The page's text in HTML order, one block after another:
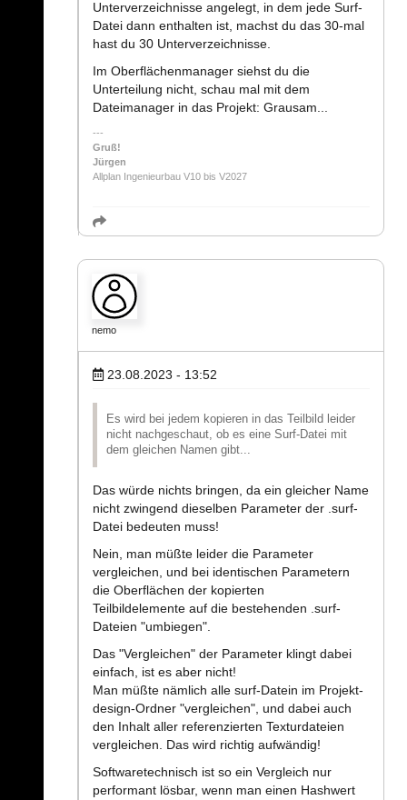
Unterverzeichnisse angelegt, in dem jede Surf-
Datei dann enthalten ist, machst du das 30-mal
hast du 30 Unterverzeichnisse.
Im Oberflächenmanager siehst du die
Unterteilung nicht, schau mal mit dem
Dateimanager in das Projekt: Grausam...
Gruß!
Jürgen
Allplan Ingenieurbau V10 bis V2027
nemo
23.08.2023 - 13:52
Es wird bei jedem kopieren in das Teilbild leider
nicht nachgeschaut, ob es eine Surf-Datei mit
dem gleichen Namen gibt...
Das würde nichts bringen, da ein gleicher Name
nicht zwingend dieselben Parameter der .surf-
Datei bedeuten muss!
Nein, man müßte leider die Parameter
vergleichen, und bei identischen Parametern
die Oberflächen der kopierten
Teilbildelemente auf die bestehenden .surf-
Dateien "umbiegen".
Das "Vergleichen" der Parameter klingt dabei
einfach, ist es aber nicht!
Man müßte nämlich alle surf-Datein im Projekt-
design-Ordner "vergleichen", und dabei auch
den Inhalt aller referenzierten Texturdateien
vergleichen. Das wird richtig aufwändig!
Softwaretechnisch ist so ein Vergleich nur
performant lösbar, wenn man einen Hashwert